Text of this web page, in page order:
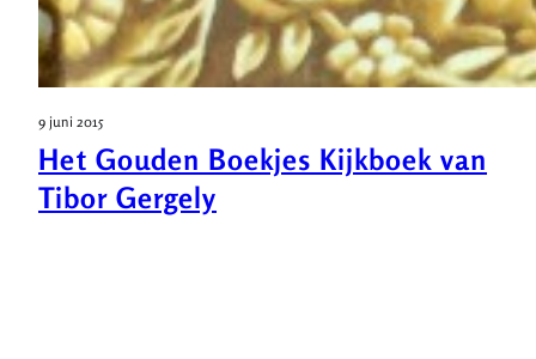
9 juni 2015
Het Gouden Boekjes Kijkboek van
Tibor Gergely